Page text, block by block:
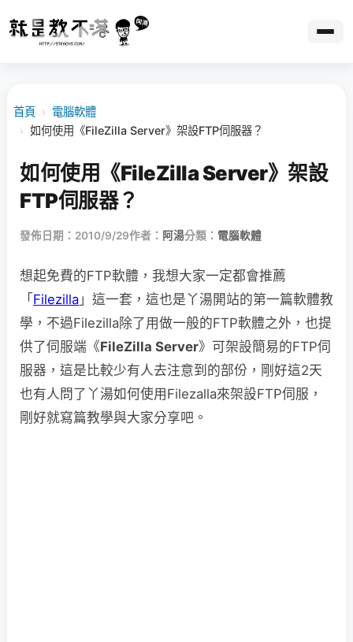
首頁 › 電腦軟體
› 如何使用《FileZilla Server》架設FTP伺服器？
如何使用《FileZilla Server》架設
FTP伺服器？
發佈日期：2010/9/29作者： 阿湯分類： 電腦軟體
想起免費的FTP軟體，我想大家一定都會推薦
「 Filezilla 」這一套，這也是丫湯開站的第一篇軟體教
學，不過Filezilla除了用做一般的FTP軟體之外，也提
供了伺服端《FileZilla Server》可架設簡易的FTP伺
服器，這是比較少有人去注意到的部份，剛好這2天
也有人問了丫湯如何使用Filezalla來架設FTP伺服，
剛好就寫篇教學與大家分享吧。